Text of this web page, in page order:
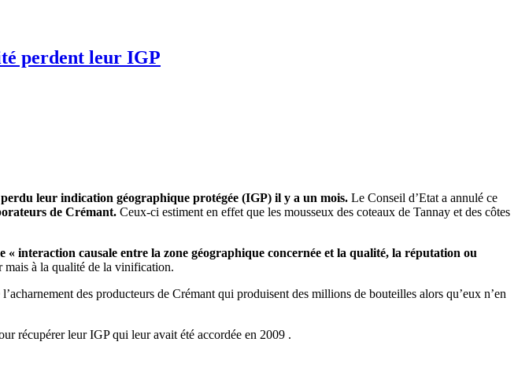
perdent leur IGP
leur indication géographique protégée (IGP) il y a un mois. Le Conseil d’Etat a annulé ce
de Crémant. Ceux-ci estiment en effet que les mousseux des coteaux de Tannay et des côtes
« interaction causale entre la zone géographique concernée et la qualité, la réputation ou
à la qualité de la vinification.
des producteurs de Crémant qui produisent des millions de bouteilles alors qu’eux n’en
récupérer leur IGP qui leur avait été accordée en 2009 .